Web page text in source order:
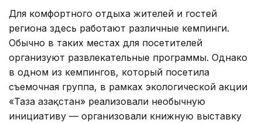
Для комфортного отдыха жителей и гостей
региона здесь работают различные кемпинги.
Обычно в таких местах для посетителей
организуют развлекательные программы. Однако
в одном из кемпингов, который посетила
съемочная группа, в рамках экологической акции
«Таза Қазақстан» реализовали необычную
инициативу — организовали книжную выставку